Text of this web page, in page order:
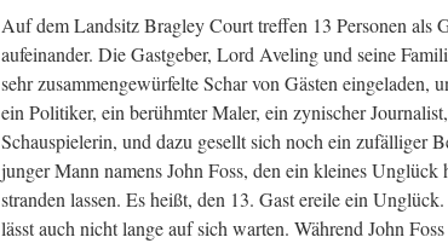
Auf dem Landsitz Bragley Court treffen 13 Personen als
aufeinander. Die Gastgeber, Lord Aveling und seine
sehr zusammengewürfelte Schar von Gästen eingeladen,
ein Politiker, ein berühmter Maler, ein zynischer
Schauspielerin, und dazu gesellt sich noch ein zufälliger
junger Mann namens John Foss, den ein kleines Unglück
stranden lassen. Es heißt, den 13. Gast ereile ein
lässt auch nicht lange auf sich warten. Während John